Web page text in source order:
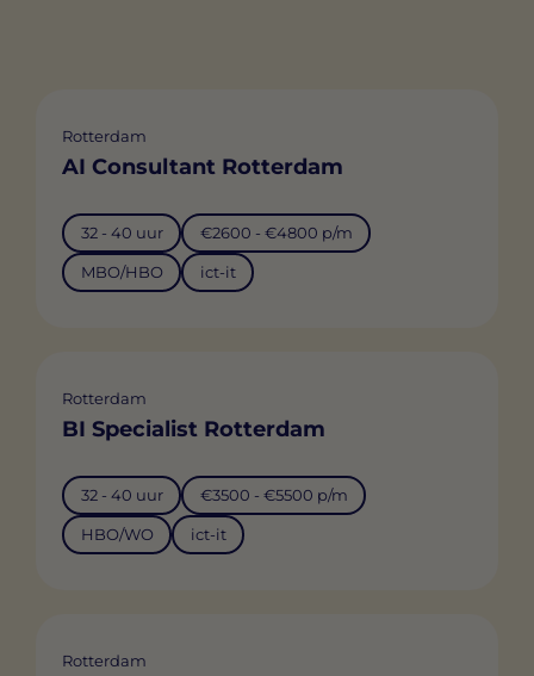
Rotterdam
AI Consultant Rotterdam
32 - 40 uur €2600 - €4800 p/m
MBO/HBO ict-it
Rotterdam
BI Specialist Rotterdam
32 - 40 uur €3500 - €5500 p/m
HBO/WO ict-it
Rotterdam